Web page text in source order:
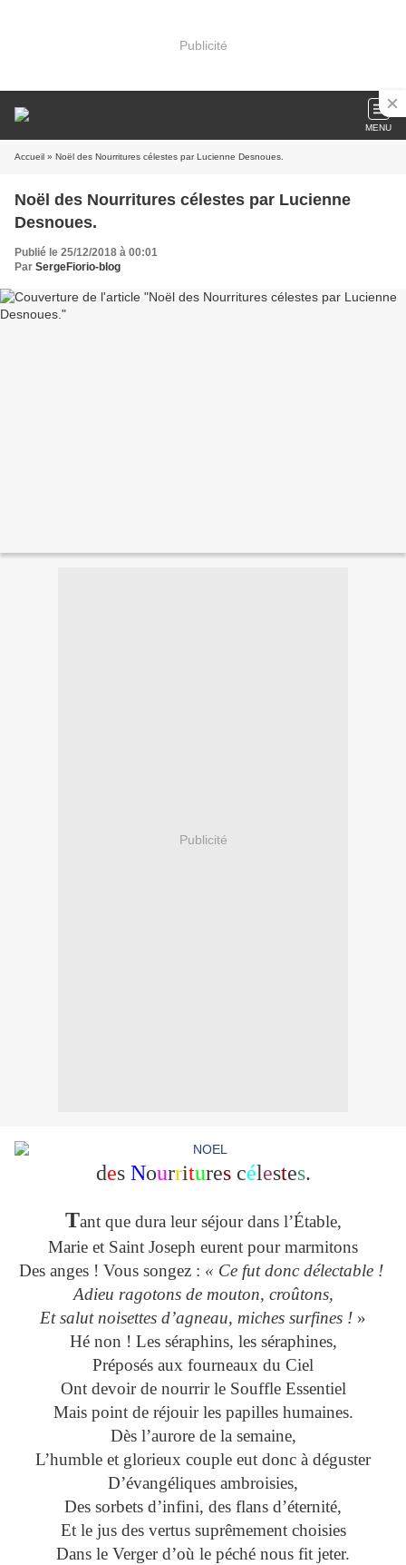
Publicité
MENU
Accueil » Noël des Nourritures célestes par Lucienne Desnoues.
Noël des Nourritures célestes par Lucienne
Desnoues.
Publié le 25/12/2018 à 00:01
Par SergeFiorio-blog
Publicité
des Nourriturescélestes.
Tant que dura leur séjour dans l’Étable,
Marie et Saint Joseph eurent pour marmitons
Des anges ! Vous songez : « Ce fut donc délectable !
Adieu ragotons de mouton, croûtons,
Et salut noisettes d’agneau, miches surfines ! »
Hé non ! Les séraphins, les séraphines,
Préposés aux fourneaux du Ciel
Ont devoir de nourrir le Souffle Essentiel
Mais point de réjouir les papilles humaines.
Dès l’aurore de la semaine,
L’humble et glorieux couple eut donc à déguster
D’évangéliques ambroisies,
Des sorbets d’infini, des flans d’éternité,
Et le jus des vertus suprêmement choisies
Dans le Verger d’où le péché nous fit jeter.